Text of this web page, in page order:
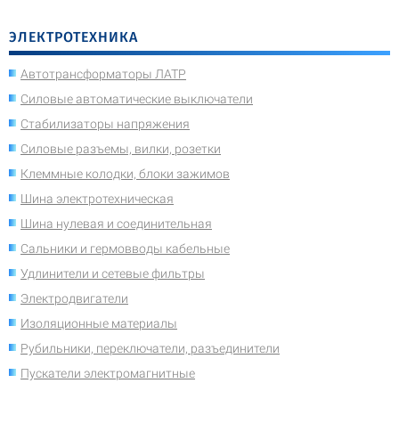
ЭЛЕКТРОТЕХНИКА
Автотрансформаторы ЛАТР
Силовые автоматические выключатели
Стабилизаторы напряжения
Силовые разъемы, вилки, розетки
Клеммные колодки, блоки зажимов
Шина электротехническая
Шина нулевая и соединительная
Сальники и гермовводы кабельные
Удлинители и сетевые фильтры
Электродвигатели
Изоляционные материалы
Рубильники, переключатели, разъединители
Пускатели электромагнитные